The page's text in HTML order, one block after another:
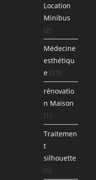
Location
Minibus
(2)
Médecine
esthétiqu
e (23)
rénovatio
n Maison
(1)
Traitemen
t
silhouette
(6)